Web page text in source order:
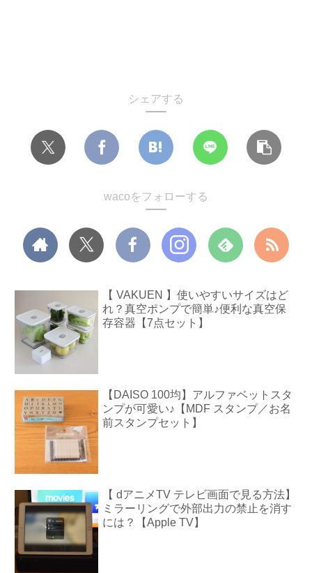
シェアする
wacoをフォローする
【 VAKUEN 】使いやすいサイズはど
れ？真空ポンプで簡単♪便利な真空保
存容器【7点セット】
【DAISO 100均】アルファベットスタ
ンプが可愛い♪【MDF スタンプ／お名
前スタンプセット】
【 dアニメTV テレビ画面で見る方法】
ミラーリングで外部出力の禁止を消す
には？【Apple TV】